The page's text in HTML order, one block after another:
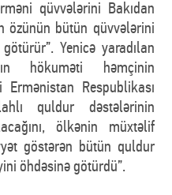
qüvvələrini Bakıdan
özünün bütün qüvvələrini
Yenicə yaradılan
hökuməti həmçinin
Respublikası
quldur dəstələrinin
ölkənin müxtəlif
göstərən bütün quldur
öhdəsinə götürdü”.